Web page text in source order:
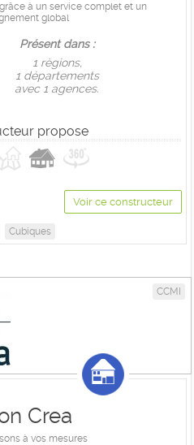
à un service complet et un
global
Présent dans :
1 règions,
1 départements
avec 1 agences.
propose
Voir ce constructeur
Cubiques
CCMI
Crea
à vos mesures